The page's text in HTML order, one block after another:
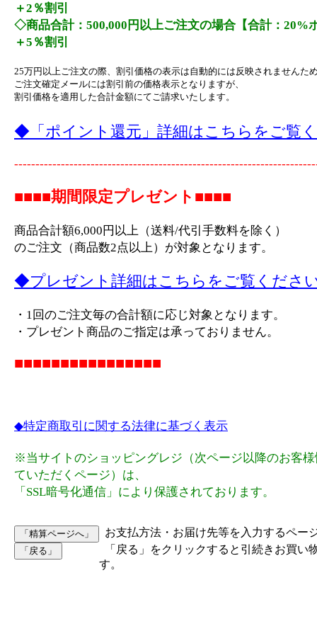
＋2％割引
◇商品合計：500,000円以上ご注文の場合【合計：20%
＋5％割引
25万円以上ご注文の際、割引価格の表示は自動的には反映されませんた
ご注文確定メールには割引前の価格表示となりますが、
割引価格を適用した合計金額にてご請求いたします。
◆「ポイント還元」詳細はこちらをご覧
■■■■期間限定プレゼント■■■■
商品合計額6,000円以上（送料/代引手数料を除く）
のご注文（商品数2点以上）が対象となります。
◆プレゼント詳細はこちらをご覧くださ
・1回のご注文毎の合計額に応じ対象となります。
・プレゼント商品のご指定は承っておりません。
■■■■■■■■■■■■■■■■
◆特定商取引に関する法律に基づく表示
※当サイトのショッピングレジ（次ページ以降のお客
ていただくページ）は、
「SSL暗号化通信」により保護されております。
お支払方法・お届け先等を入力するペー
「戻る」をクリックすると引続きお買い
す。